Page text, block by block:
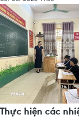
Thực hiện các